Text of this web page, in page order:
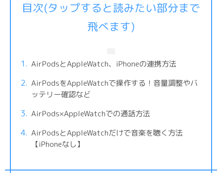
目次(タップすると読みたい部分まで
飛べます)
AirPodsとAppleWatch、iPhoneの連携方法
AirPodsをAppleWatchで操作する！音量調整やバ
ッテリー確認など
AirPods×AppleWatchでの通話方法
AirPodsとAppleWatchだけで音楽を聴く方法
【iPhoneなし】